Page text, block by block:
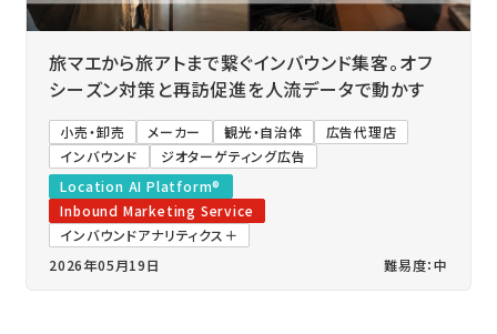
旅マエから旅アトまで繋ぐインバウンド集客。オフ
シーズン対策と再訪促進を人流データで動かす
小売・卸売 メーカー 観光・自治体
広告代理店
インバウンド
ジオターゲティング広告
Location AI Platform®
Inbound Marketing Service
インバウンドアナリティクス＋
2026年05月19日
難易度：中